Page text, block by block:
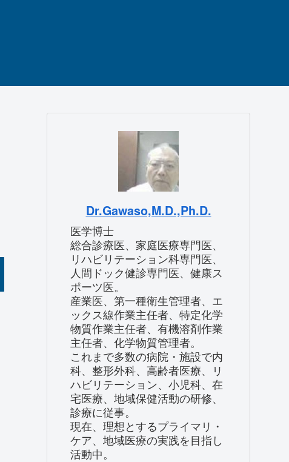
Dr.Gawaso,M.D.,Ph.D.
医学博士
総合診療医、家庭医療専門医、
リハビリテーション科専門医、
人間ドック健診専門医、健康ス
ポーツ医。
産業医、第一種衛生管理者、エ
ックス線作業主任者、特定化学
物質作業主任者、有機溶剤作業
主任者、化学物質管理者。
これまで多数の病院・施設で内
科、整形外科、高齢者医療、リ
ハビリテーション、小児科、在
宅医療、地域保健活動の研修、
診療に従事。
現在、理想とするプライマリ・
ケア、地域医療の実践を目指し
活動中。